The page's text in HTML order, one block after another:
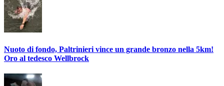
Nuoto di fondo, Paltrinieri vince un grande bronzo nella 5km!
Oro al tedesco Wellbrock